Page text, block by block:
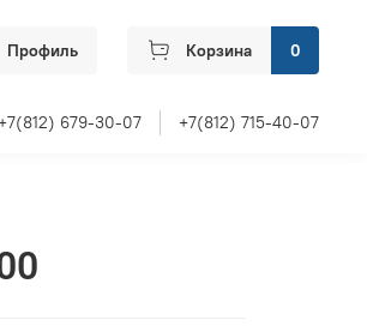
Профиль Корзина 0
+7(812) 679-30-07 +7(812) 715-40-07